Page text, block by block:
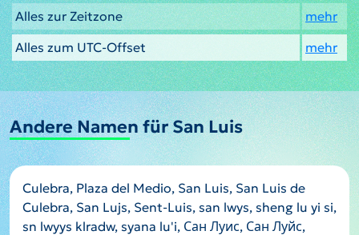
Alles zur Zeitzone
mehr
Alles zum UTC-Offset
mehr
Andere Namen für San Luis
Culebra, Plaza del Medio, San Luis, San Luis de
Culebra, San Lujs, Sent-Luis, san lwys, sheng lu yi si,
sn lwyys klradw, syana lu'i, Сан Луис, Сан Луйс,